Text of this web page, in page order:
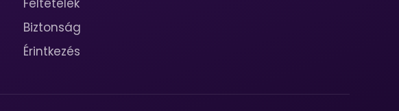
Feltételek
Biztonság
Érintkezés